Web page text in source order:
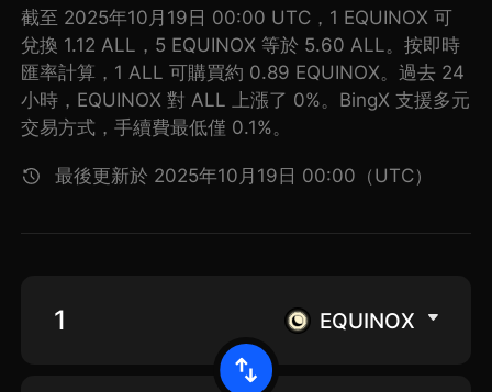
截至 2025年10月19日 00:00 UTC，1 EQUINOX 可
兌換 1.12 ALL，5 EQUINOX 等於 5.60 ALL。按即時
匯率計算，1 ALL 可購買約 0.89 EQUINOX。過去 24
小時，EQUINOX 對 ALL 上漲了 0%。BingX 支援多元
交易方式，手續費最低僅 0.1%。
最後更新於 2025年10月19日 00:00（UTC）
EQUINOX